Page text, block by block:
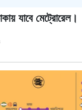
যাবে মেট্রোরেল।